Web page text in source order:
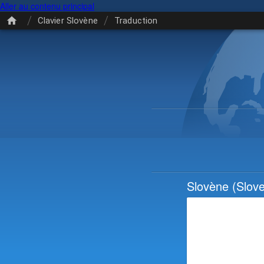
Aller au contenu principal
/ Clavier Slovène / Traduction
Slovène